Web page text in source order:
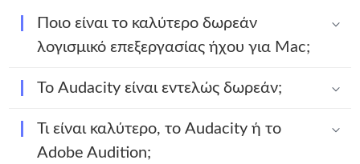
Ποιο είναι το καλύτερο δωρεάν
λογισμικό επεξεργασίας ήχου για Mac;
Το Audacity είναι εντελώς δωρεάν;
Τι είναι καλύτερο, το Audacity ή το
Adobe Audition;